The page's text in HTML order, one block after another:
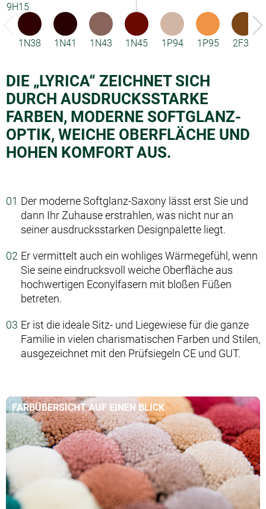
9H15
1N38 1N41 1N43 1N45 1P94 1P95 2F33
DIE „LYRICA“ ZEICHNET SICH
DURCH AUSDRUCKSSTARKE
FARBEN, MODERNE SOFTGLANZ-
OPTIK, WEICHE OBERFLÄCHE UND
HOHEN KOMFORT AUS.
Der moderne Softglanz-Saxony lässt erst Sie und
dann Ihr Zuhause erstrahlen, was nicht nur an
seiner ausdrucksstarken Designpalette liegt.
Er vermittelt auch ein wohliges Wärmegefühl, wenn
Sie seine eindrucksvoll weiche Oberfläche aus
hochwertigen Econylfasern mit bloßen Füßen
betreten.
Er ist die ideale Sitz- und Liegewiese für die ganze
Familie in vielen charismatischen Farben und Stilen,
ausgezeichnet mit den Prüfsiegeln CE und GUT.
FARBÜBERSICHT AUF EINEN BLICK